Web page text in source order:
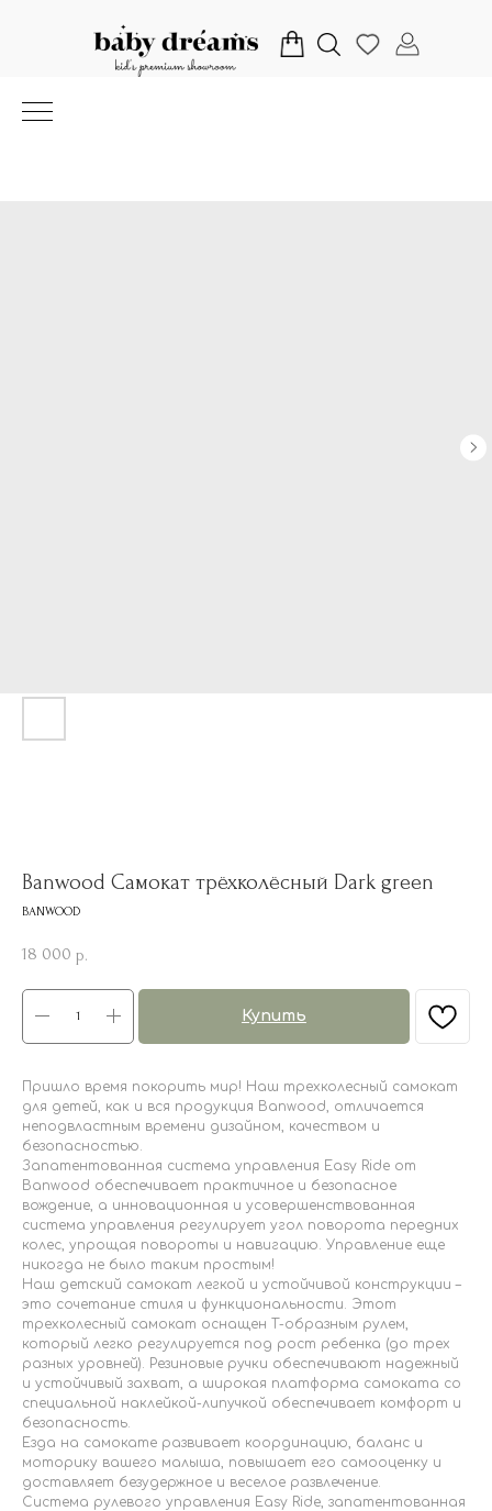
Banwood Самокат трёхколёсный Dark green
BANWOOD
18 000 р.
Купить
Пришло время покорить мир! Наш трехколесный самокат
для детей, как и вся продукция Banwood, отличается
неподвластным времени дизайном, качеством и
безопасностью.
Запатентованная система управления Easy Ride от
Banwood обеспечивает практичное и безопасное
вождение, а инновационная и усовершенствованная
система управления регулирует угол поворота передних
колес, упрощая повороты и навигацию. Управление еще
никогда не было таким простым!
Наш детский самокат легкой и устойчивой конструкции –
это сочетание стиля и функциональности. Этот
трехколесный самокат оснащен Т-образным рулем,
который легко регулируется под рост ребенка (до трех
разных уровней). Резиновые ручки обеспечивают надежный
и устойчивый захват, а широкая платформа самоката со
специальной наклейкой-липучкой обеспечивает комфорт и
безопасность.
Езда на самокате развивает координацию, баланс и
моторику вашего малыша, повышает его самооценку и
доставляет безудержное и веселое развлечение.
Система рулевого управления Easy Ride, запатентованная